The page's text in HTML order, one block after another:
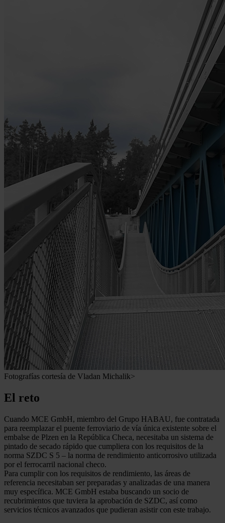
Fotografías cortesía de Vladan Michalik>
El reto
Cuando MCE GmbH, miembro del Grupo HABAU, fue contratada
para reemplazar el puente ferroviario de vía única existente sobre el
embalse de Plzen en la República Checa, necesitaba un sistema de
pintado de secado rápido que cumpliera con los requisitos de la
norma SZDC S 5 – la norma de rendimiento anticorrosivo utilizada
por el ferrocarril nacional checo.
Para cumplir con los requisitos de rendimiento, las áreas de
referencia necesitaban ser preparadas y analizadas de una manera
muy específica. MCE GmbH estaba buscando un socio de
recubrimientos que tuviera la aprobación de SZDC, así como
servicios técnicos avanzados que pudieran asistir con este trabajo.